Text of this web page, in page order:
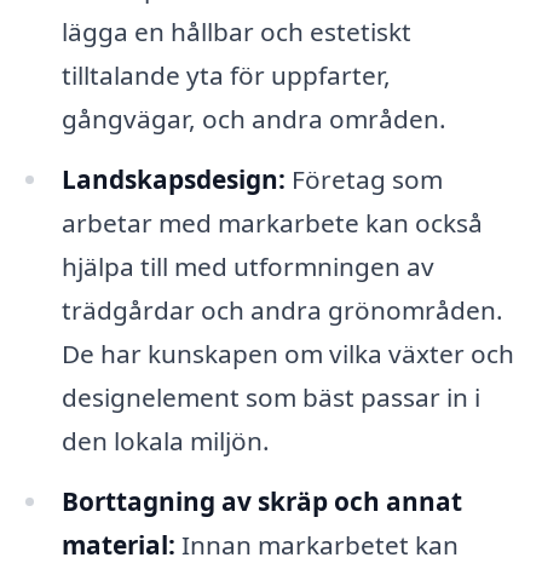
lägga en hållbar och estetiskt
tilltalande yta för uppfarter,
gångvägar, och andra områden.
Landskapsdesign: Företag som
arbetar med markarbete kan också
hjälpa till med utformningen av
trädgårdar och andra grönområden.
De har kunskapen om vilka växter och
designelement som bäst passar in i
den lokala miljön.
Borttagning av skräp och annat
material: Innan markarbetet kan